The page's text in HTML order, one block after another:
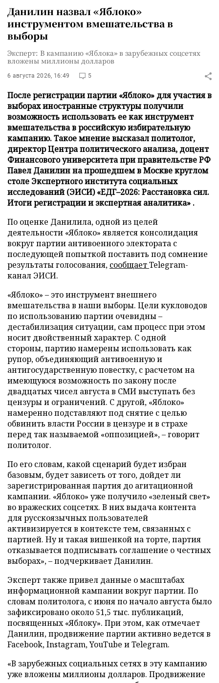
Данилин назвал «Яблоко»
инструментом вмешательства в
выборы
Эксперт: В кампанию «Яблока» в зарубежных соцсетях
вложены миллионы долларов
6 августа 2026, 16:49 5
После регистрации партии «Яблоко» для участия в
выборах иностранные структуры получили
возможность использовать ее как инструмент
вмешательства в российскую избирательную
кампанию. Такое мнение высказал политолог,
директор Центра политического анализа, доцент
Финансового университета при правительстве РФ
Павел Данилин на прошедшем в Москве круглом
столе Экспертного института социальных
исследований (ЭИСИ) «ЕДГ–2026: Расстановка сил.
Итоги регистрации и экспертная аналитика» .
По оценке Данилила, одной из целей
деятельности «Яблоко» является консолидация
вокруг партии антивоенного электората с
последующей попыткой поставить под сомнение
результаты голосования, сообщаетTelegram-
канал ЭИСИ.
«Яблоко» – это инструмент внешнего
вмешательства в наши выборы. Цели кукловодов
по использованию партии очевидны –
дестабилизация ситуации, сам процесс при этом
носит двойственный характер. С одной
стороны, партию намерены использовать как
рупор, объединяющий антивоенную и
антигосударственную повестку, с расчетом на
имеющуюся возможность по закону после
двадцатых чисел августа в СМИ выступать без
цензуры и ограничений. С другой, «Яблоко»
намеренно подставляют под снятие с целью
обвинить власти России в цензуре и в страхе
перед так называемой «оппозицией», – говорит
политолог.
По его словам, какой сценарий будет избран
базовым, будет зависеть от того, дойдет ли
зарегистрированная партия до агитационной
кампании. «Яблоко» уже получило «зеленый свет»
во вражеских соцсетях. В них выдача контента
для русскоязычных пользователей
активизируется в контексте тем, связанных с
партией. Ну и такая вишенкой на торте, партия
отказывается подписывать соглашение о честных
выборах», – подчеркивает Данилин.
Эксперт также привел данные о масштабах
информационной кампании вокруг партии. По
словам политолога, с июня по начало августа было
зафиксировано около 51,5 тыс. публикаций,
посвященных «Яблоку». При этом, как отмечает
Данилин, продвижение партии активно ведется в
Facebook, Instagram, YouTube и Telegram.
«В зарубежных социальных сетях в эту кампанию
уже вложены миллионы долларов. Продвижение